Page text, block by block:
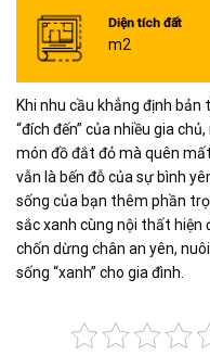
Diện tích đất
m2
Khi nhu cầu khẳng định
“đích đến” của nhiều gia
món đồ đắt đỏ mà quên
vẫn là bến đỗ của sự bình
sống của bạn thêm phần
sắc xanh cùng nội thất hiện
chốn dừng chân an yên,
sống “xanh” cho gia đình.